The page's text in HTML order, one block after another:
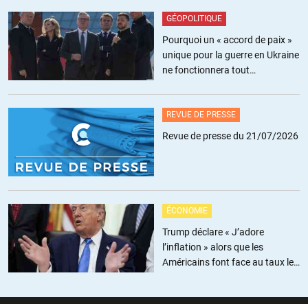
fonctionnaires qui n’est pas provisionnée
dans les comptes ni comptée dans le déficit; si apres défaut
sur la dette plus de preteur donc plus de retraite vous voulez
renvoyer ces rentier la au travail je rigole
A-J Holbecq//28.01.2012 à 10h06
@Artiste
Ca n’aurait pas de sens de provisionner des retraites par
répartition, d’ailleurs on ne provisionne ni les impôts à venir ni
les productions à venir.
GÉOPOLITIQUE
Pourquoi un « accord de paix »
unique pour la guerre en Ukraine
ne fonctionnera tout
REVUE DE PRESSE
Revue de presse du 21/07/2026
ÉCONOMIE
Trump déclare « J’adore
l’inflation » alors que les
Américains font face au taux le